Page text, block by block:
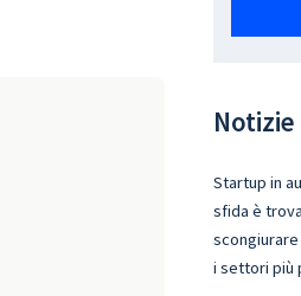
Startup in
sfida è
i settori più